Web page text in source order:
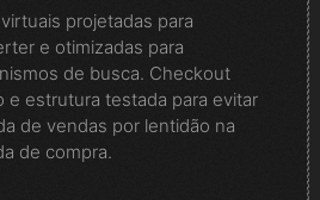
projetadas para
e otimizadas para
de busca. Checkout
e estrutura testada para evitar
de vendas por lentidão na
de compra.